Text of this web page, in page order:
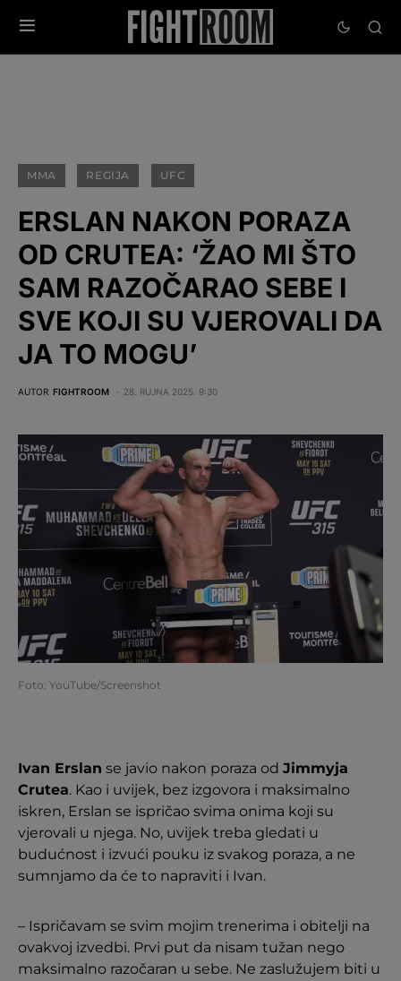
MMA REGIJA UFC
ERSLAN NAKON PORAZA
OD CRUTEA: ‘ŽAO MI ŠTO
SAM RAZOČARAO SEBE I
SVE KOJI SU VJEROVALI DA
JA TO MOGU’
AUTOR FIGHTROOM 28. RUJNA 2025. 9:30
Foto: YouTube/Screenshot
Ivan Erslan se javio nakon poraza od Jimmyja
Crutea. Kao i uvijek, bez izgovora i maksimalno
iskren, Erslan se ispričao svima onima koji su
vjerovali u njega. No, uvijek treba gledati u
budućnost i izvući pouku iz svakog poraza, a ne
sumnjamo da će to napraviti i Ivan.
– Ispričavam se svim mojim trenerima i obitelji na
ovakvoj izvedbi. Prvi put da nisam tužan nego
maksimalno razočaran u sebe. Ne zaslužujem biti u